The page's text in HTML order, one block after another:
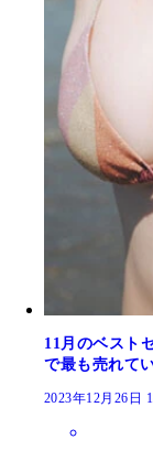
11月のベスト
で最も売れて
2023年12月26日